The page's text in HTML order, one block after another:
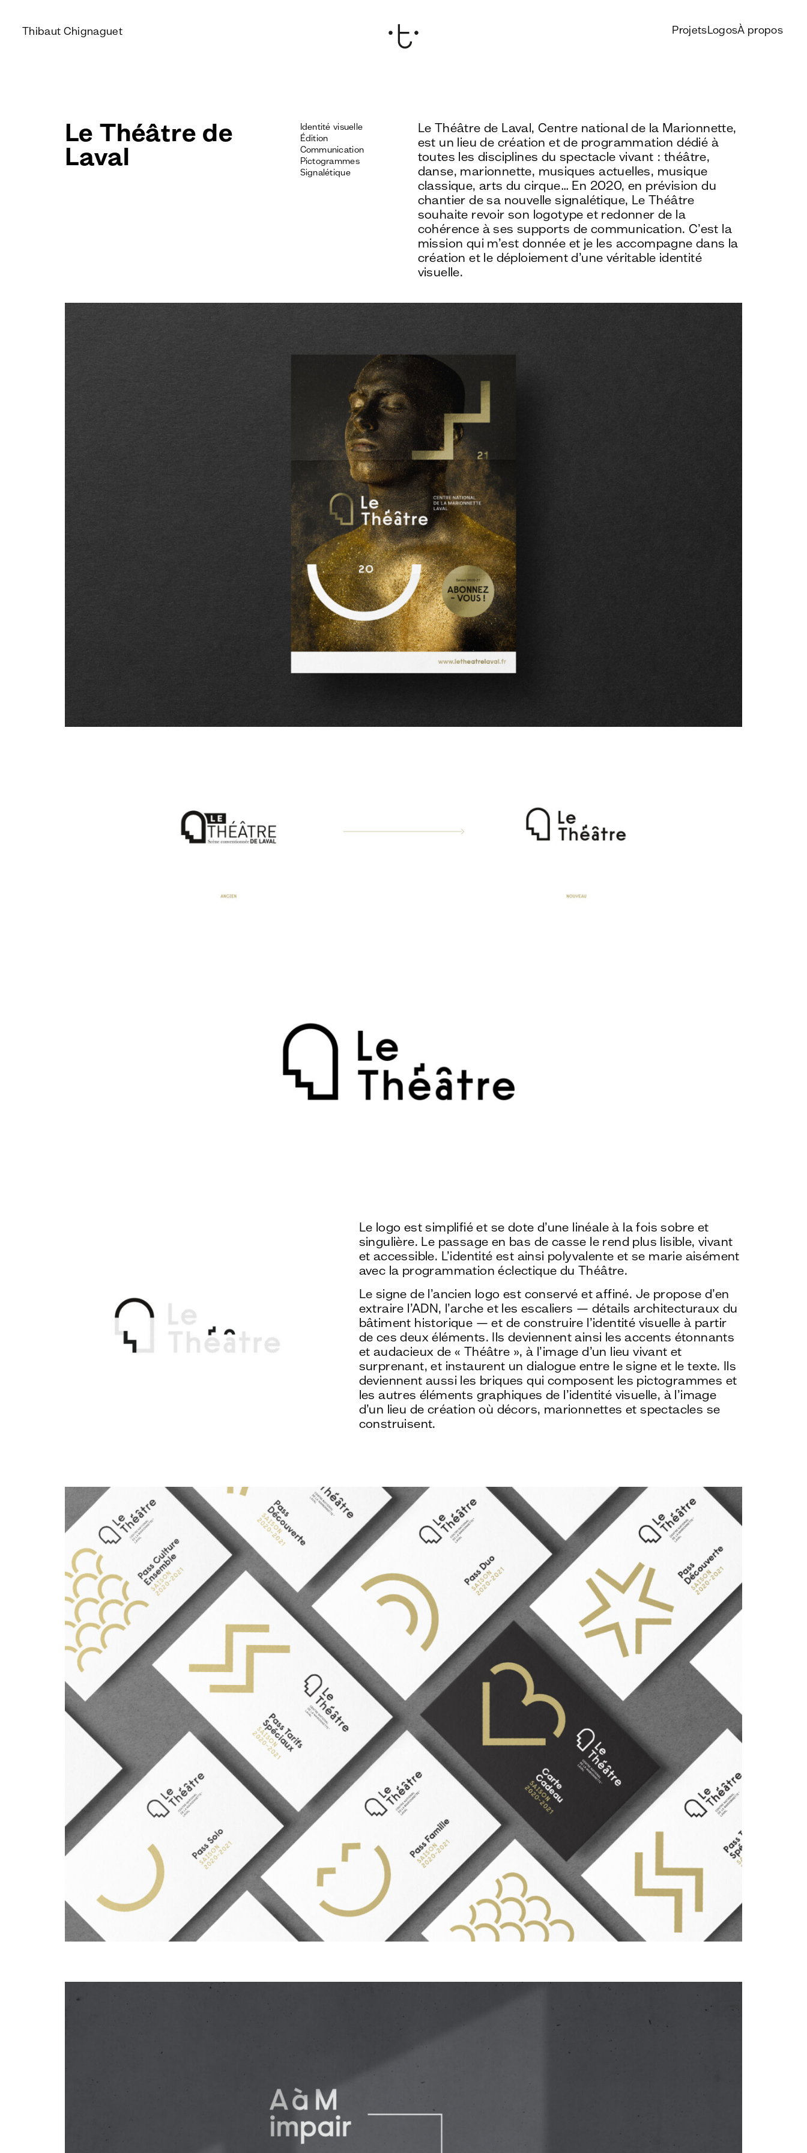
Thibaut Chignaguet ProjetsLogosÀ propos
Le Théâtre de
Laval
Identité visuelle
Édition
Communication
Pictogrammes
Signalétique
Le Théâtre de Laval, Centre national de la Marionnette,
est un lieu de création et de programmation dédié à
toutes les disciplines du spectacle vivant : théâtre,
danse, marionnette, musiques actuelles, musique
classique, arts du cirque… En 2020, en prévision du
chantier de sa nouvelle signalétique, Le Théâtre
souhaite revoir son logotype et redonner de la
cohérence à ses supports de communication. C’est la
mission qui m’est donnée et je les accompagne dans la
création et le déploiement d’une véritable identité
visuelle.
Le logo est simplifié et se dote d’une linéale à la fois sobre et
singulière. Le passage en bas de casse le rend plus lisible, vivant
et accessible. L’identité est ainsi polyvalente et se marie aisément
avec la programmation éclectique du Théâtre.
Le signe de l’ancien logo est conservé et affiné. Je propose d’en
extraire l’ADN, l’arche et les escaliers — détails architecturaux du
bâtiment historique — et de construire l’identité visuelle à partir
de ces deux éléments. Ils deviennent ainsi les accents étonnants
et audacieux de « Théâtre », à l’image d’un lieu vivant et
surprenant, et instaurent un dialogue entre le signe et le texte. Ils
deviennent aussi les briques qui composent les pictogrammes et
les autres éléments graphiques de l’identité visuelle, à l’image
d’un lieu de création où décors, marionnettes et spectacles se
construisent.